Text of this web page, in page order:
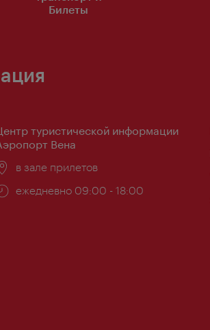
Билеты
туристической информации
Вена
Расположение:
в зале прилетов
Часы
ежедневно 09:00 - 18:00